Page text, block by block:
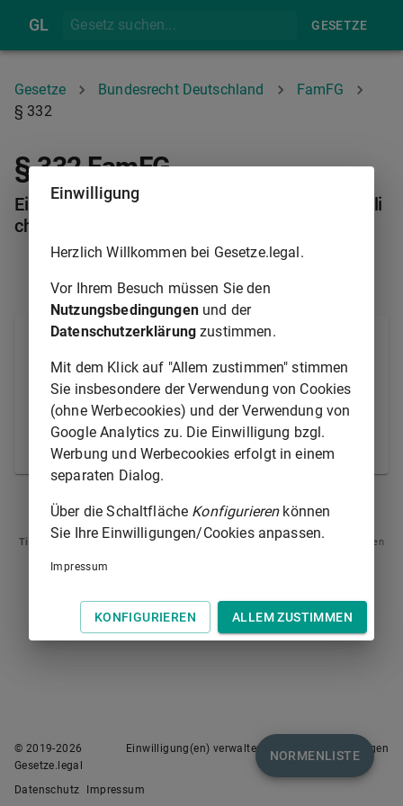
GL GESETZE
Gesetze Bundesrecht Deutschland
FamFG
§ 332
§ 332 FamFG
Einstweilige Anordnung bei gesteigerter Dringli
chkeit
§ 331
Bei Gefahr im Verzug kann das Gericht eine
einstweilige Anordnung nach § 331 bereits vor der
persönlichen Anhörung des Betroffenen sowie vor
Anhörung und Bestellung des Verfahrenspflegers
erlassen. Diese Verfahrenshandlungen sind
unverzüglich nachzuholen.
§ 331
Tipp
: Swipen Sie auf dem Bildschirm links oder rechts zur Navigation zwischen
NORMENLISTE
© 2019-2026
Gesetze.legal
Einwilligung(en) verwalten Nutzungsbedingungen
Datenschutz Impressum
Einwilligung
Herzlich Willkommen bei Gesetze.legal.
Vor Ihrem Besuch müssen Sie den
Nutzungsbedingungenund der
Datenschutzerklärung zustimmen.
Mit dem Klick auf "Allem zustimmen" stimmen
Sie insbesondere der Verwendung von Cookies
(ohne Werbecookies) und der Verwendung von
Google Analytics zu. Die Einwilligung bzgl.
Werbung und Werbecookies erfolgt in einem
separaten Dialog.
Über die Schaltfläche Konfigurierenkönnen
Sie Ihre Einwilligungen/Cookies anpassen.
Impressum
KONFIGURIEREN ALLEM ZUSTIMMEN